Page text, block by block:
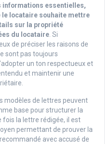
informations essentielles,
locataire souhaite mettre
sur la propriété
du locataire . Si
de préciser les raisons de
sont pas toujours
un ton respectueux et
et maintenir une
modèles de lettres peuvent
base pour structurer la
la lettre rédigée, il est
permettant de prouver la
avec accusé de